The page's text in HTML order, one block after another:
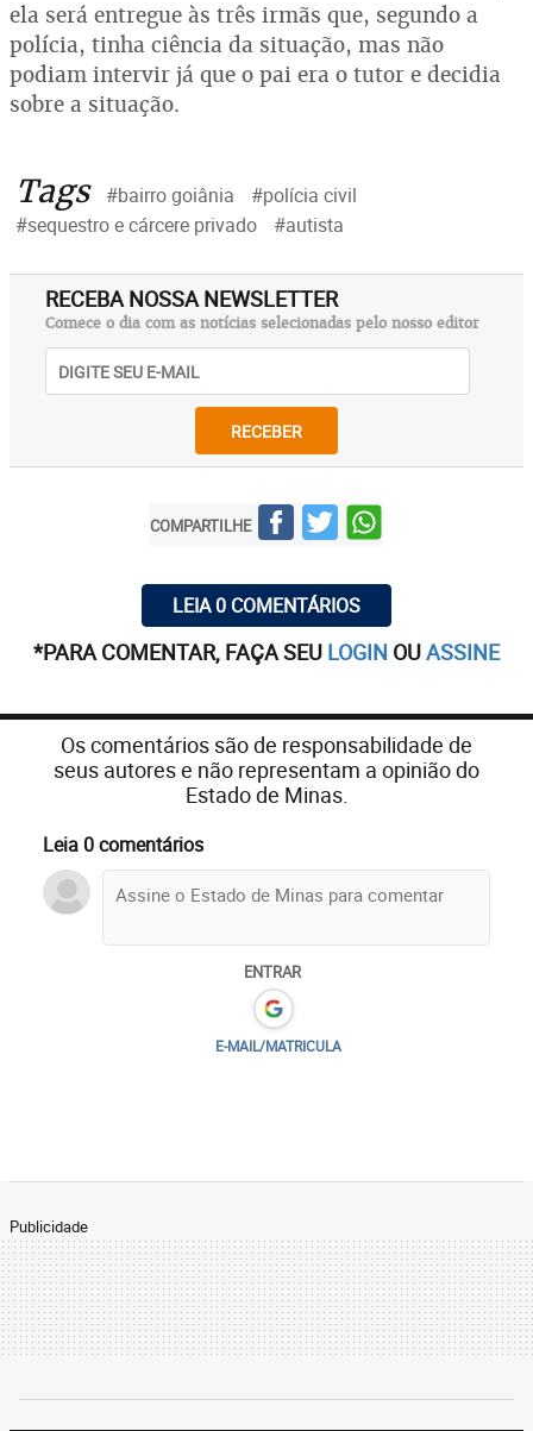
ela será entregue às três irmãs que, segundo a
polícia, tinha ciência da situação, mas não
podiam intervir já que o pai era o tutor e decidia
sobre a situação.
Tags #bairro goiânia
#polícia civil
#sequestro e cárcere privado
#autista
RECEBA NOSSA NEWSLETTER
Comece o dia com as notícias selecionadas pelo nosso editor
RECEBER
COMPARTILHE
LEIA 0 COMENTÁRIOS
*PARA COMENTAR, FAÇA SEU LOGIN OUASSINE
Os comentários são de responsabilidade de
seus autores e não representam a opinião do
Estado de Minas.
Leia 0 comentários
ENTRAR
E-MAIL/MATRICULA
Publicidade